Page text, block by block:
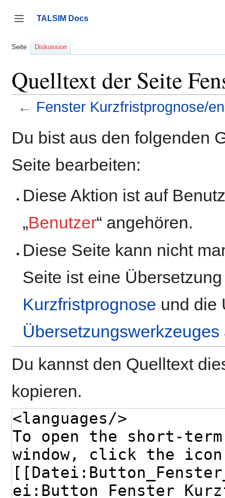
springen
Seitenleiste umschalten
TALSIM Docs
Seite Diskussion
Quelltext der Seite
← Fenster Kurzfristprognose/en
Du bist aus den folgenden
Seite bearbeiten:
Diese Aktion ist auf
„Benutzer“ angehören.
Diese Seite kann nicht
Seite ist eine
Kurzfristprognose und die
Übersetzungswerkzeuges
Du kannst den Quelltext
kopieren.